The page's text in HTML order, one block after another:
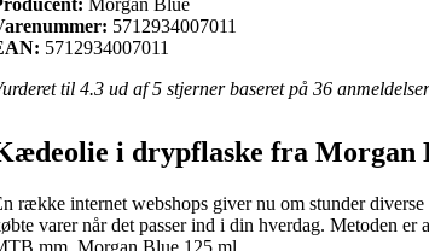
5712934007011
5712934007011
til 4.3 ud af 5 stjerner baseret på 36 anmeldelser
i drypflaske fra Morgan
række internet webshops giver nu om stunder
varer når det passer ind i din hverdag. Metoden
mm. Morgan Blue 125 ml.